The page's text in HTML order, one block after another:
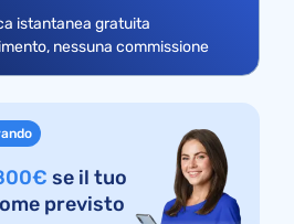
istantanea gratuita
nessuna commissione
se il tuo
previsto